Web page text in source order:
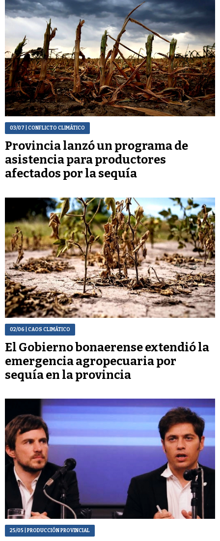
03/07 | CONFLICTO CLIMÁTICO
Provincia lanzó un programa de
asistencia para productores
afectados por la sequía
02/06 | CAOS CLIMÁTICO
El Gobierno bonaerense extendió la
emergencia agropecuaria por
sequía en la provincia
25/05 | PRODUCCIÓN PROVINCIAL